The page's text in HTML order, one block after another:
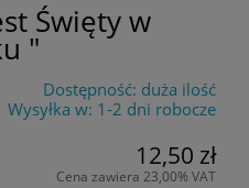
Święty w
"
Dostępność: duża ilość
Wysyłka w: 1-2 dni robocze
12,50 zł
Cena zawiera 23,00% VAT